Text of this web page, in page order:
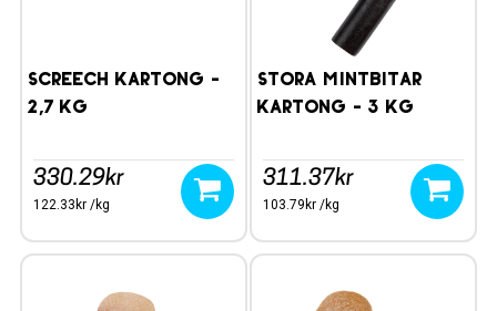
SCREECH KARTONG -
2,7 kg
330.29kr
122.33kr /kg
STORA MINTBITAR
KARTONG - 3 kg
311.37kr
103.79kr /kg